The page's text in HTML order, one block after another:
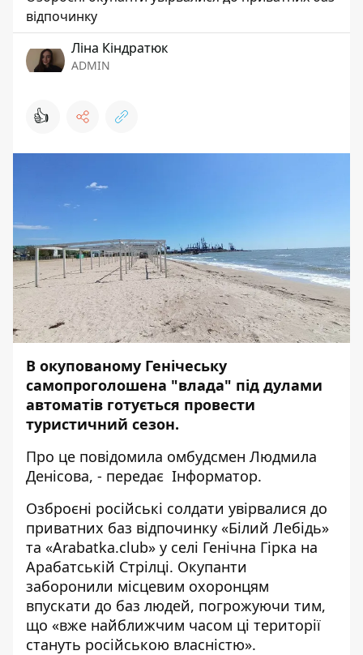
відпочинку
Ліна Кіндратюк
ADMIN
👍
В окупованому Генічеську
самопроголошена "влада" під дулами
автоматів готується провести
туристичний сезон.
Про це повідомила омбудсмен Людмила
Денісова, - передає Інформатор.
Озброєні російські солдати увірвалися до
приватних баз відпочинку «Білий Лебідь»
та «Arabatka.club» у селі Генічна Гірка на
Арабатській Стрілці. Окупанти
заборонили місцевим охоронцям
впускати до баз людей, погрожуючи тим,
що «вже найближчим часом ці території
стануть російською власністю».